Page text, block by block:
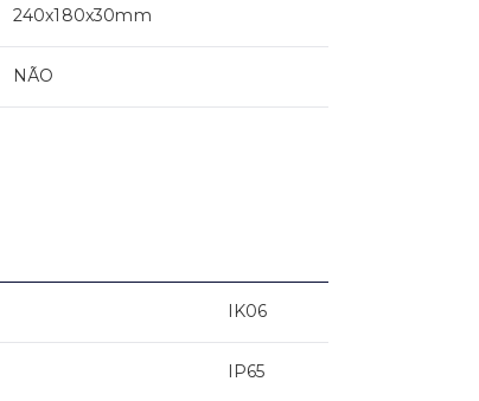
240x180x30mm
NÃO
IK06
IP65